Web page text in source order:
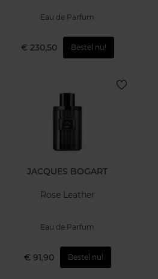
Eau de Parfum
€ 230,50 Bestel nu!
JACQUES BOGART
Rose Leather
Eau de Parfum
€ 91,90 Bestel nu!